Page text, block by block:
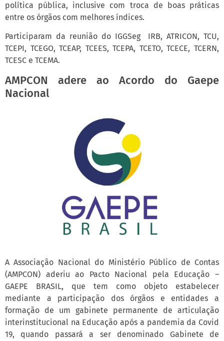
política pública, inclusive com troca de boas práticas
entre os órgãos com melhores índices.
Participaram da reunião do IGGSeg IRB, ATRICON, TCU,
TCEPI, TCEGO, TCEAP, TCEES, TCEPA, TCETO, TCECE, TCERN,
TCESC e TCEMA.
AMPCON adere ao Acordo do Gaepe
Nacional
A Associação Nacional do Ministério Público de Contas
(AMPCON) aderiu ao Pacto Nacional pela Educação –
GAEPE BRASIL, que tem como objeto estabelecer
mediante a participação dos órgãos e entidades a
formação de um gabinete permanente de articulação
interinstitucional na Educação após a pandemia da Covid
19, quando passará a ser denominado Gabinete de